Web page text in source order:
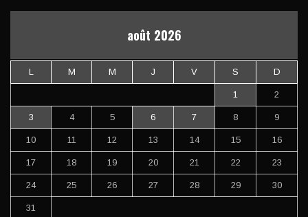
août 2026
L M M J V S D
1 2
3 4 5 6 7 8 9
10 11 12 13 14 15 16
17 18 19 20 21 22 23
24 25 26 27 28 29 30
31